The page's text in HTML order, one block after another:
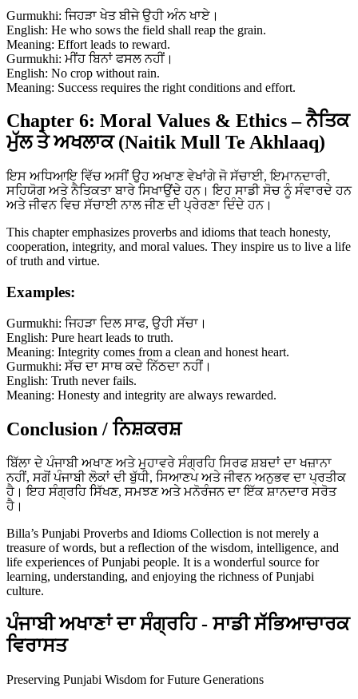
Gurmukhi: ਜਿਹੜਾ ਖੇਤ ਬੀਜੇ ਉਹੀ ਅੰਨ ਖਾਏ।
English: He who sows the field shall reap the grain.
Meaning: Effort leads to reward.
Gurmukhi: ਮੀਂਹ ਬਿਨਾਂ ਫਸਲ ਨਹੀਂ।
English: No crop without rain.
Meaning: Success requires the right conditions and effort.
Chapter 6: Moral Values & Ethics – ਨੈਤਿਕ
ਮੁੱਲ ਤੇ ਅਖਲਾਕ (Naitik Mull Te Akhlaaq)
ਇਸ ਅਧਿਆਇ ਵਿੱਚ ਅਸੀਂ ਉਹ ਅਖਾਣ ਵੇਖਾਂਗੇ ਜੋ ਸੱਚਾਈ, ਇਮਾਨਦਾਰੀ,
ਸਹਿਯੋਗ ਅਤੇ ਨੈਤਿਕਤਾ ਬਾਰੇ ਸਿਖਾਉਂਦੇ ਹਨ। ਇਹ ਸਾਡੀ ਸੋਚ ਨੂੰ ਸੰਵਾਰਦੇ ਹਨ
ਅਤੇ ਜੀਵਨ ਵਿਚ ਸੱਚਾਈ ਨਾਲ ਜੀਣ ਦੀ ਪ੍ਰੇਰਣਾ ਦਿੰਦੇ ਹਨ।
This chapter emphasizes proverbs and idioms that teach honesty,
cooperation, integrity, and moral values. They inspire us to live a life
of truth and virtue.
Examples:
Gurmukhi: ਜਿਹੜਾ ਦਿਲ ਸਾਫ, ਉਹੀ ਸੱਚਾ।
English: Pure heart leads to truth.
Meaning: Integrity comes from a clean and honest heart.
Gurmukhi: ਸੱਚ ਦਾ ਸਾਥ ਕਦੇ ਨਿੱਠਦਾ ਨਹੀਂ।
English: Truth never fails.
Meaning: Honesty and integrity are always rewarded.
Conclusion / ਨਿਸ਼ਕਰਸ਼
ਬਿੱਲਾ ਦੇ ਪੰਜਾਬੀ ਅਖਾਣ ਅਤੇ ਮੁਹਾਵਰੇ ਸੰਗ੍ਰਹਿ ਸਿਰਫ ਸ਼ਬਦਾਂ ਦਾ ਖਜ਼ਾਨਾ
ਨਹੀਂ, ਸਗੋਂ ਪੰਜਾਬੀ ਲੋਕਾਂ ਦੀ ਬੁੱਧੀ, ਸਿਆਣਪ ਅਤੇ ਜੀਵਨ ਅਨੁਭਵ ਦਾ ਪ੍ਰਤੀਕ
ਹੈ। ਇਹ ਸੰਗ੍ਰਹਿ ਸਿੱਖਣ, ਸਮਝਣ ਅਤੇ ਮਨੋਰੰਜਨ ਦਾ ਇੱਕ ਸ਼ਾਨਦਾਰ ਸਰੋਤ
ਹੈ।
Billa’s Punjabi Proverbs and Idioms Collection is not merely a
treasure of words, but a reflection of the wisdom, intelligence, and
life experiences of Punjabi people. It is a wonderful source for
learning, understanding, and enjoying the richness of Punjabi
culture.
ਪੰਜਾਬੀ ਅਖਾਣਾਂ ਦਾ ਸੰਗ੍ਰਹਿ - ਸਾਡੀ ਸੱਭਿਆਚਾਰਕ
ਵਿਰਾਸਤ
Preserving Punjabi Wisdom for Future Generations